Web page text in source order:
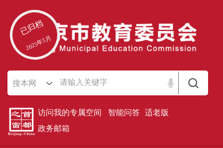
搜本网
访问我的专属空间 智能问答 适老版
政务邮箱
已归档
2025年5月